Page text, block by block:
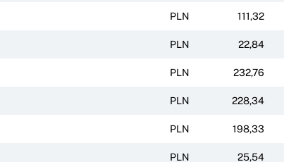
PLN 111,32
PLN 22,84
PLN 232,76
PLN 228,34
PLN 198,33
PLN 25,54